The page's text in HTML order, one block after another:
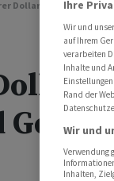
Dollar belastet Kupfer
Gold
Ihre
Wir und
auf Ihrem
verarbeiten
Inhalte und
Rand der
Wir und
Verwendung
Inhalten,